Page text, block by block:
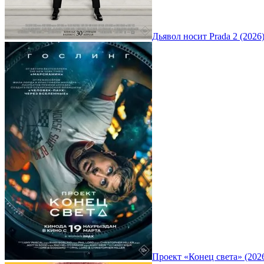
Дьявол носит Prada 2 (2026)
Проект «Конец света»